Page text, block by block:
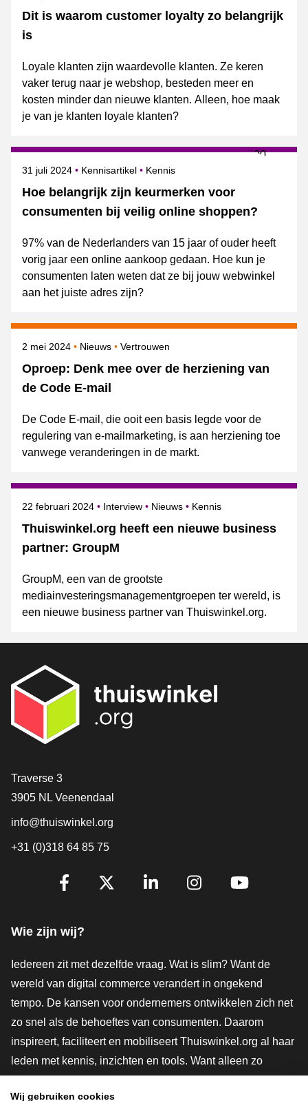
Dit is waarom customer loyalty zo belangrijk
is
Loyale klanten zijn waardevolle klanten. Ze keren
vaker terug naar je webshop, besteden meer en
kosten minder dan nieuwe klanten. Alleen, hoe maak
je van je klanten loyale klanten?
Hoe belangrijk zijn keurmerken voor
consumenten bij veilig online shoppen?
Gepubliceerd op
31 juli 2024 Kennisartikel Onderwerpen
Kennis
97% van de Nederlanders van 15 jaar of ouder heeft
vorig jaar een online aankoop gedaan. Hoe kun je
consumenten laten weten dat ze bij jouw webwinkel
aan het juiste adres zijn?
Oproep: Denk mee over de herziening van
de Code E-mail
Gepubliceerd op
2 mei 2024 Categorie
Nieuws Onderwerpen
Vertrouwen
De Code E-mail, die ooit een basis legde voor de
regulering van e-mailmarketing, is aan herziening toe
vanwege veranderingen in de markt.
Thuiswinkel.org heeft een nieuwe business
partner: GroupM
Gepubliceerd op
22 februari 2024 Categorie
Interview Nieuws Onderwerpen
Kennis
GroupM, een van de grootste
mediainvesteringsmanagementgroepen ter wereld, is
een nieuwe business partner van Thuiswinkel.org.
Contact
Traverse 3
3905 NL Veenendaal
info@thuiswinkel.org
+31 (0)318 64 85 75
Volg je ons al?
Wie zijn wij?
Iedereen zit met dezelfde vraag. Wat is slim? Want de
wereld van digital commerce verandert in ongekend
tempo. De kansen voor ondernemers ontwikkelen zich net
zo snel als de behoeftes van consumenten. Daarom
inspireert, faciliteert en mobiliseert Thuiswinkel.org al haar
leden met kennis, inzichten en tools. Want alleen zo
Wij gebruiken cookies